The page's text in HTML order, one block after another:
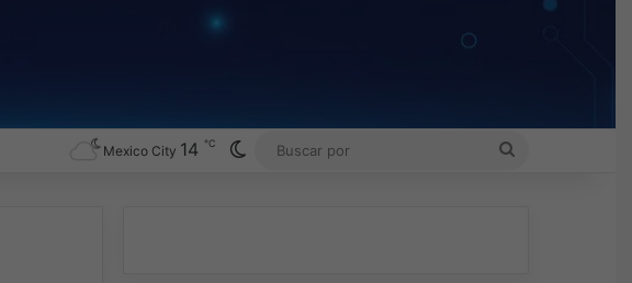
Mexico City 14 ℃ Switch skin
BUSCAR